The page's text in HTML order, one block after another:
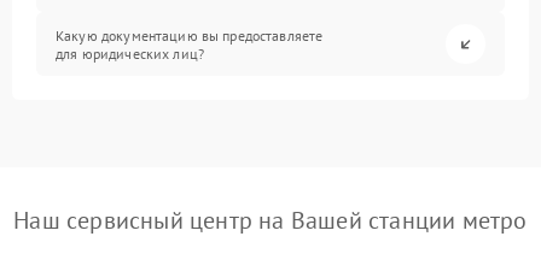
Какую документацию вы предоставляете
для юридических лиц?
Наш сервисный центр на Вашей станции метро